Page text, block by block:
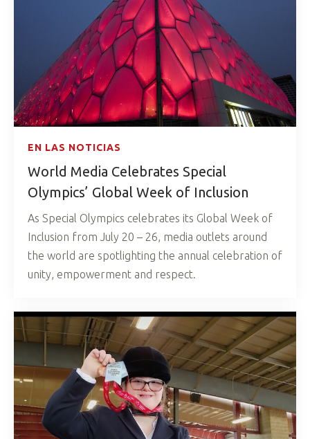
EN LAS NOTICIAS
World Media Celebrates Special
Olympics’ Global Week of Inclusion
As Special Olympics celebrates its Global Week of
Inclusion from July 20 – 26, media outlets around
the world are spotlighting the annual celebration of
unity, empowerment and respect.